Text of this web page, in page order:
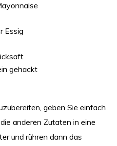
Essig
gehackt
geben Sie einfach
anderen Zutaten in eine
und rühren dann das